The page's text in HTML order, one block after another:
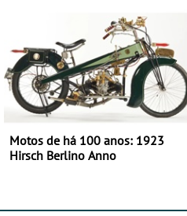
Motos de há 100 anos: 1923
Hirsch Berlino Anno